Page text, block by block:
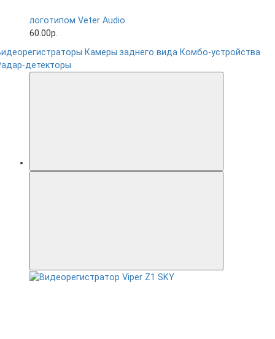
логотипом Veter Audio
60.00р.
Камеры заднего вида Комбо-устройства
детекторы